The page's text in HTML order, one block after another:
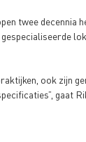
twee
ook zijn